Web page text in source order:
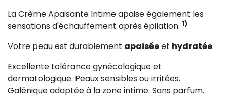
La Crème Apaisante Intime apaise également les
sensations d'échauffement après épilation. 1)
Votre peau est durablement apaiséeet hydratée.
Excellente tolérance gynécologique et
dermatologique. Peaux sensibles ou irritées.
Galénique adaptée à la zone intime. Sans parfum.